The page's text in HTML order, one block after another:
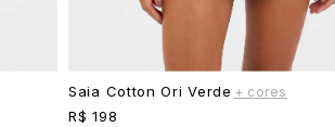
Saia Cotton Ori Verde + cores
R$ 198